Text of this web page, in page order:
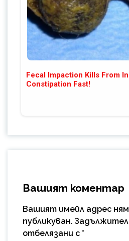
Fecal Impaction Kills From
Constipation Fast!
Вашият коментар
Вашият имейл адрес
публикуван.
отбелязани с *